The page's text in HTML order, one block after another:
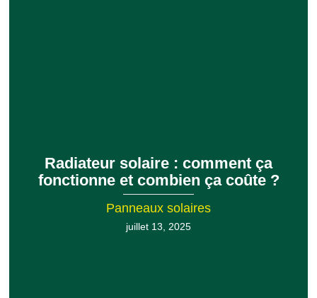
Radiateur solaire : comment ça
fonctionne et combien ça coûte ?
Panneaux solaires
juillet 13, 2025